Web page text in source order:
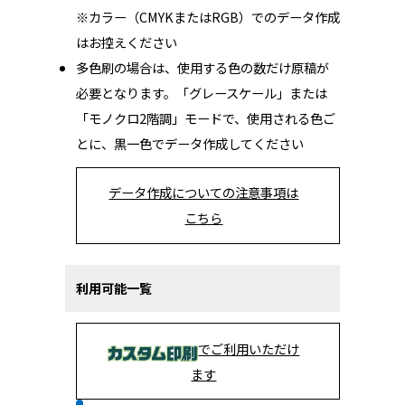
※カラー（CMYKまたはRGB）でのデータ作成
はお控えください
多色刷の場合は、使用する色の数だけ原稿が
必要となります。「グレースケール」または
「モノクロ2階調」モードで、使用される色ご
とに、黒一色でデータ作成してください
データ作成についての注意事項は
こちら
利用可能一覧
でご利用いただけ
ます